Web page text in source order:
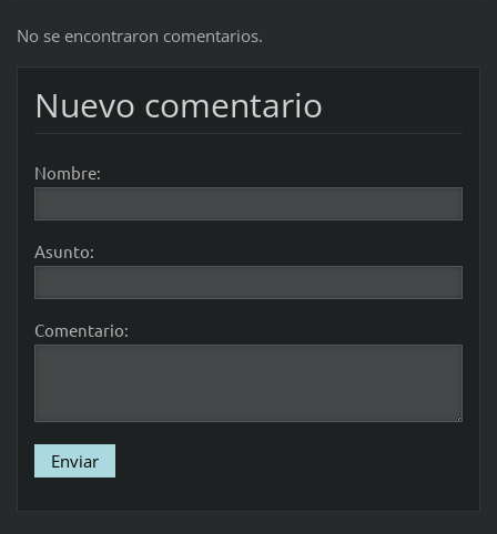
No se encontraron comentarios.
Nuevo comentario
Nombre:
Asunto:
Comentario: